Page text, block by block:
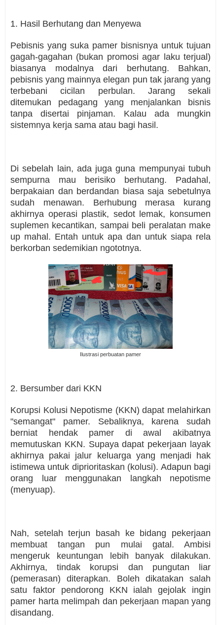
1. Hasil Berhutang dan Menyewa
Pebisnis yang suka pamer bisnisnya untuk tujuan
gagah-gagahan (bukan promosi agar laku terjual)
biasanya modalnya dari berhutang. Bahkan,
pebisnis yang mainnya elegan pun tak jarang yang
terbebani cicilan perbulan. Jarang sekali
ditemukan pedagang yang menjalankan bisnis
tanpa disertai pinjaman. Kalau ada mungkin
sistemnya kerja sama atau bagi hasil.
Di sebelah lain, ada juga guna mempunyai tubuh
sempurna mau berisiko berhutang. Padahal,
berpakaian dan berdandan biasa saja sebetulnya
sudah menawan. Berhubung merasa kurang
akhirnya operasi plastik, sedot lemak, konsumen
suplemen kecantikan, sampai beli peralatan make
up mahal. Entah untuk apa dan untuk siapa rela
berkorban sedemikian ngototnya.
Ilustrasi perbuatan pamer
2. Bersumber dari KKN
Korupsi Kolusi Nepotisme (KKN) dapat melahirkan
"semangat" pamer. Sebaliknya, karena sudah
berniat hendak pamer di awal akibatnya
memutuskan KKN. Supaya dapat pekerjaan layak
akhirnya pakai jalur keluarga yang menjadi hak
istimewa untuk diprioritaskan (kolusi). Adapun bagi
orang luar menggunakan langkah nepotisme
(menyuap).
Nah, setelah terjun basah ke bidang pekerjaan
membuat tangan pun mulai gatal. Ambisi
mengeruk keuntungan lebih banyak dilakukan.
Akhirnya, tindak korupsi dan pungutan liar
(pemerasan) diterapkan. Boleh dikatakan salah
satu faktor pendorong KKN ialah gejolak ingin
pamer harta melimpah dan pekerjaan mapan yang
disandang.